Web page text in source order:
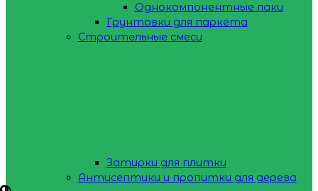
Однокомпонентные лаки
Грунтовки для паркета
Строительные смеси
Затирки для плитки
Антисептики и пропитки для дерева